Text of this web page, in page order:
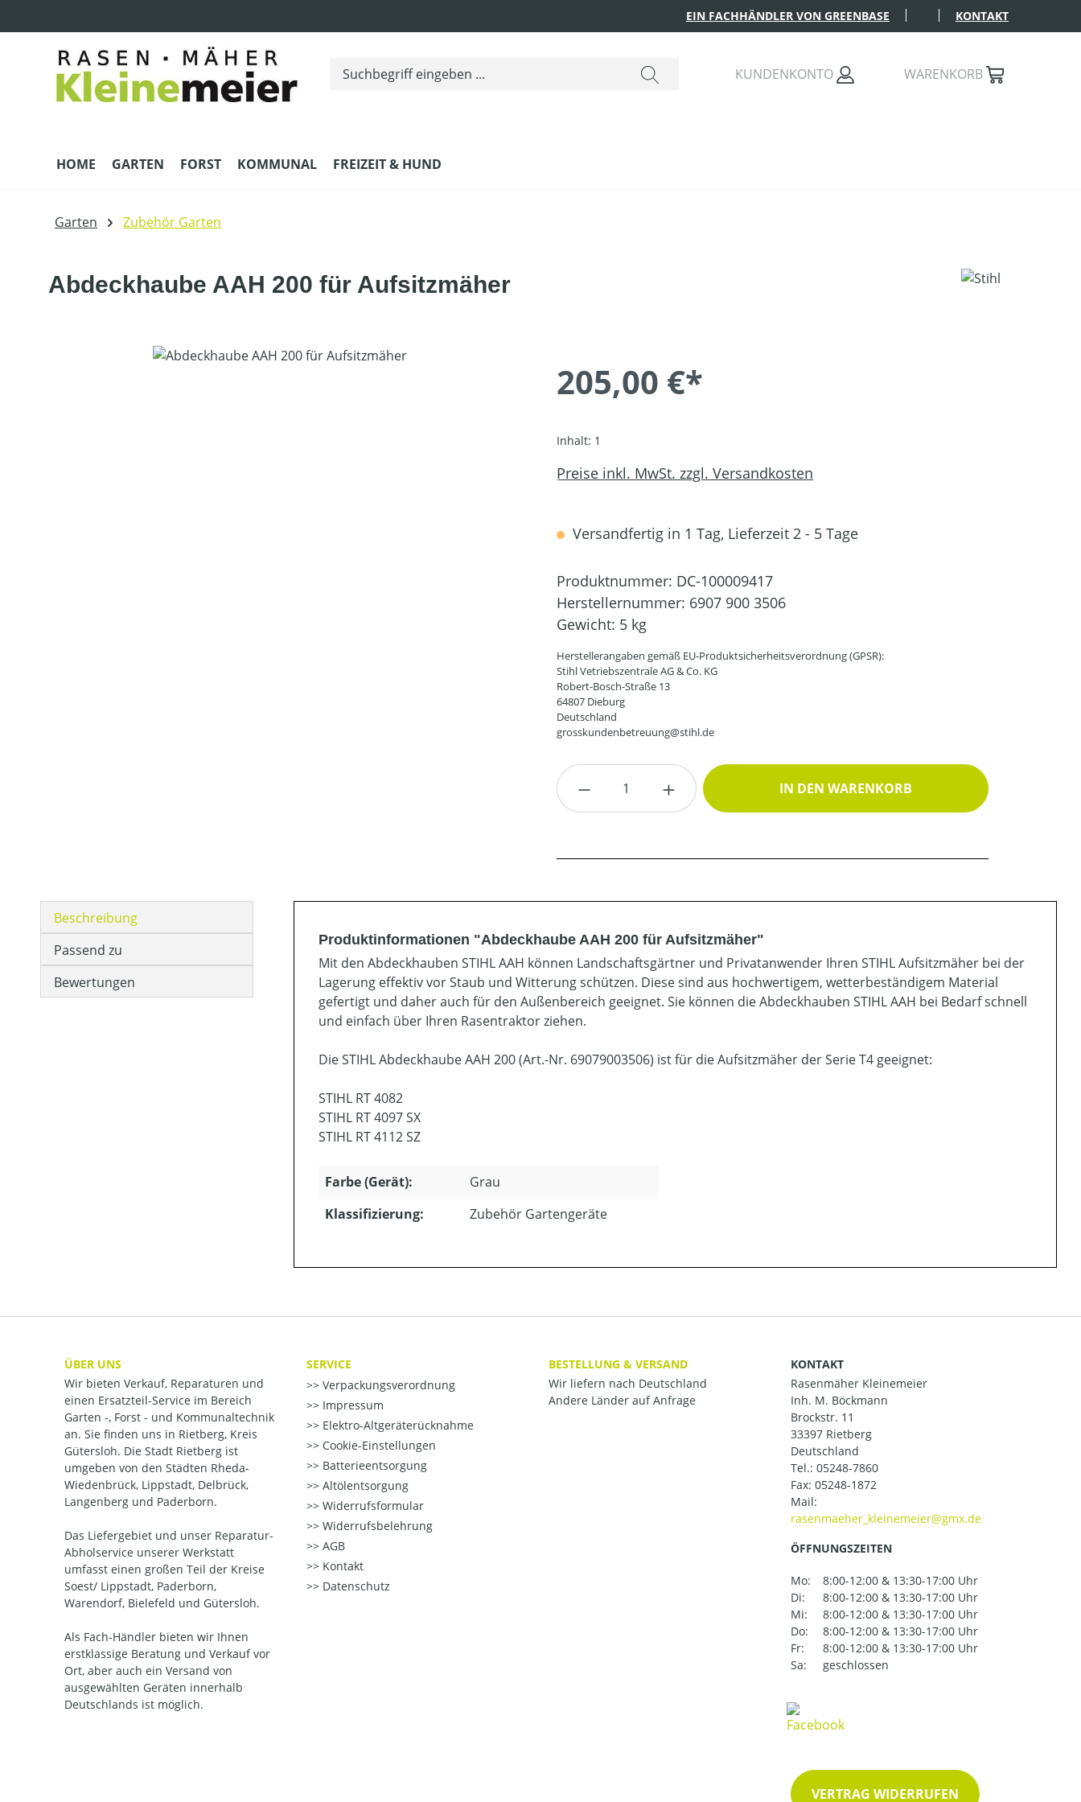
EIN FACHHÄNDLER VON GREENBASE KONTAKT
KUNDENKONTO WARENKORB
HOME GARTEN FORST KOMMUNAL FREIZEIT & HUND
Garten Zubehör Garten
Abdeckhaube AAH 200 für Aufsitzmäher
Bildergalerie überspringen
205,00 €*
Inhalt: 1
Preise inkl. MwSt. zzgl. Versandkosten
Versandfertig in 1 Tag, Lieferzeit 2 - 5 Tage
Produktnummer: DC-100009417
Herstellernummer: 6907 900 3506
Gewicht: 5 kg
Herstellerangaben gemäß EU-Produktsicherheitsverordnung (GPSR):
Stihl Vetriebszentrale AG & Co. KG
Robert-Bosch-Straße 13
64807 Dieburg
Deutschland
grosskundenbetreuung@stihl.de
Produkt Anzahl: Gib den gewünschten Wert ein oder
IN DEN WARENKORB
Beschreibung
Passend zu
Bewertungen
Produktinformationen "Abdeckhaube AAH 200 für Aufsitzmäher"
Mit den Abdeckhauben STIHL AAH können Landschaftsgärtner und Privatanwender Ihren STIHL Aufsitzmäher bei der
Lagerung effektiv vor Staub und Witterung schützen. Diese sind aus hochwertigem, wetterbeständigem Material
gefertigt und daher auch für den Außenbereich geeignet. Sie können die Abdeckhauben STIHL AAH bei Bedarf schnell
und einfach über Ihren Rasentraktor ziehen.
Die STIHL Abdeckhaube AAH 200 (Art.-Nr. 69079003506) ist für die Aufsitzmäher der Serie T4 geeignet:
STIHL RT 4082
STIHL RT 4097 SX
STIHL RT 4112 SZ
Farbe (Gerät):
Grau
Klassifizierung:
Zubehör Gartengeräte
ÜBER UNS
Wir bieten Verkauf, Reparaturen und
einen Ersatzteil-Service im Bereich
Garten -, Forst - und Kommunaltechnik
an. Sie finden uns in Rietberg, Kreis
Gütersloh. Die Stadt Rietberg ist
umgeben von den Städten Rheda-
Wiedenbrück, Lippstadt, Delbrück,
Langenberg und Paderborn.
Das Liefergebiet und unser Reparatur-
Abholservice unserer Werkstatt
umfasst einen großen Teil der Kreise
Soest/ Lippstadt, Paderborn,
Warendorf, Bielefeld und Gütersloh.
Als Fach-Händler bieten wir Ihnen
erstklassige Beratung und Verkauf vor
Ort, aber auch ein Versand von
ausgewählten Geräten innerhalb
Deutschlands ist möglich.
SERVICE
Verpackungsverordnung
Impressum
Elektro-Altgeräterücknahme
Cookie-Einstellungen
Batterieentsorgung
Altölentsorgung
Widerrufsformular
Widerrufsbelehrung
AGB
Kontakt
Datenschutz
BESTELLUNG & VERSAND
Wir liefern nach Deutschland
Andere Länder auf Anfrage
KONTAKT
Rasenmäher Kleinemeier
Inh. M. Böckmann
Brockstr. 11
33397 Rietberg
Deutschland
Tel.: 05248-7860
Fax: 05248-1872
Mail:
ÖFFNUNGSZEITEN
Mo:
8:00-12:00 & 13:30-17:00 Uhr
Di:
8:00-12:00 & 13:30-17:00 Uhr
Mi:
8:00-12:00 & 13:30-17:00 Uhr
Do:
8:00-12:00 & 13:30-17:00 Uhr
Fr:
8:00-12:00 & 13:30-17:00 Uhr
Sa:
geschlossen
VERTRAG WIDERRUFEN